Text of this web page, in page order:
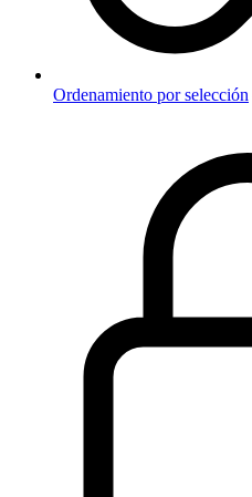
Ordenamiento por selección